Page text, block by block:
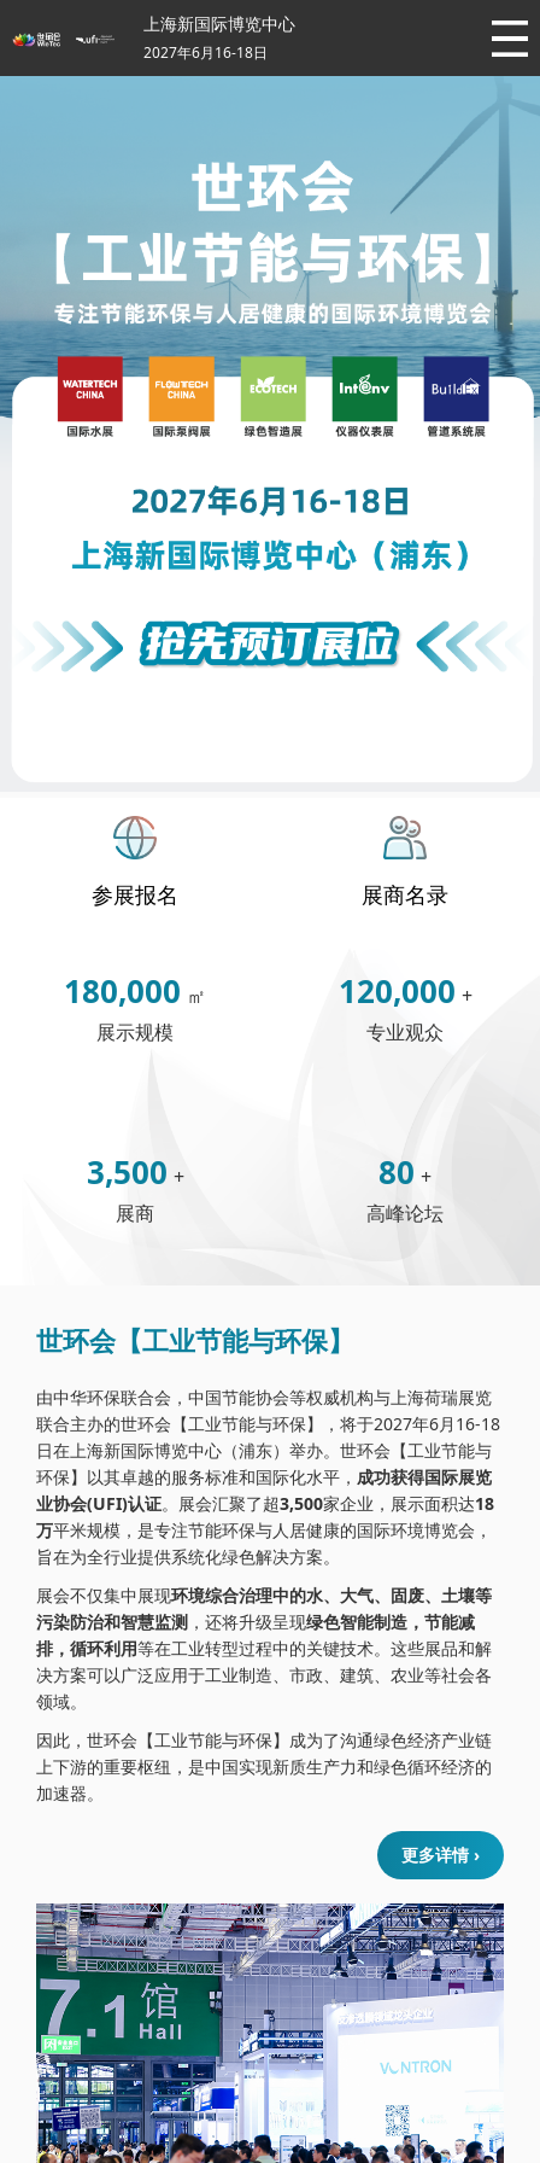
上海新国际博览中心
2027年6月16-18日
参展报名 展商名录
180,000 ㎡
展示规模
120,000 +
专业观众
3,500 +
展商
80 +
高峰论坛
世环会【工业节能与环保】
由中华环保联合会，中国节能协会等权威机构与上海荷瑞展览
联合主办的世环会【工业节能与环保】，将于2027年6月16-18
日在上海新国际博览中心（浦东）举办。世环会【工业节能与
环保】以其卓越的服务标准和国际化水平， 成功获得国际展览
业协会(UFI)认证。展会汇聚了超3,500家企业，展示面积达18
万平米规模，是专注节能环保与人居健康的国际环境博览会，
旨在为全行业提供系统化绿色解决方案。
展会不仅集中展现环境综合治理中的水、大气、固废、土壤等
污染防治和智慧监测 ，还将升级呈现绿色智能制造，节能减
排，循环利用等在工业转型过程中的关键技术。这些展品和解
决方案可以广泛应用于工业制造、市政、建筑、农业等社会各
领域。
因此，世环会【工业节能与环保】成为了沟通绿色经济产业链
上下游的重要枢纽，是中国实现新质生产力和绿色循环经济的
加速器。
更多详情 ›